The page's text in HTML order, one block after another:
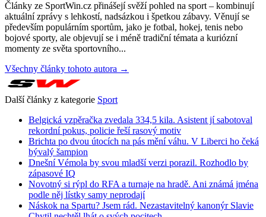
Články ze SportWin.cz přinášejí svěží pohled na sport – kombinují
aktuální zprávy s lehkostí, nadsázkou i špetkou zábavy. Věnují se
především populárním sportům, jako je fotbal, hokej, tenis nebo
bojové sporty, ale objevují se i méně tradiční témata a kuriózní
momenty ze světa sportovního...
Všechny články tohoto autora →
Další články z kategorie Sport
Belgická vzpěračka zvedala 334,5 kila. Asistent jí sabotoval
rekordní pokus, policie řeší rasový motiv
Brichta po dvou útocích na pás mění váhu. V Liberci ho čeká
bývalý šampion
Dnešní Vémola by svou mladší verzi porazil. Rozhodlo by
zápasové IQ
Novotný si rýpl do RFA a turnaje na hradě. Ani známá jména
podle něj lístky samy neprodají
Náskok na Spartu? Jsem rád. Nezastavitelný kanonýr Slavie